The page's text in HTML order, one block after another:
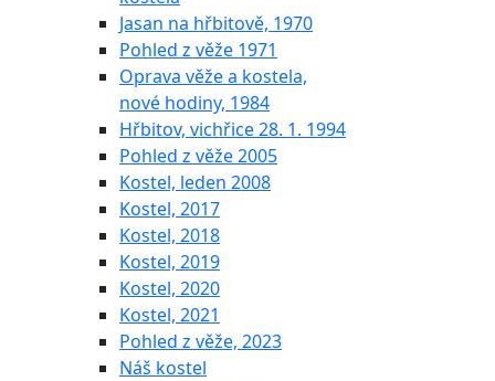
Jasan na hřbitově, 1970
Pohled z věže 1971
Oprava věže a kostela,
nové hodiny, 1984
Hřbitov, vichřice 28. 1. 1994
Pohled z věže 2005
Kostel, leden 2008
Kostel, 2017
Kostel, 2018
Kostel, 2019
Kostel, 2020
Kostel, 2021
Pohled z věže, 2023
Náš kostel